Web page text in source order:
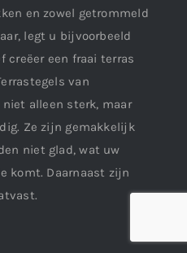
en zowel getrommeld
legt u bijvoorbeeld
creëer een fraai terras
van
alleen sterk, maar
Ze zijn gemakkelijk
niet glad, wat uw
komt. Daarnaast zijn